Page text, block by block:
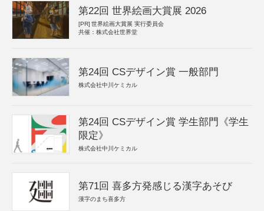
第22回 世界絵画大賞展 2026
[PR] 世界絵画大賞展 実行委員会
共催：株式会社世界堂
第24回 CSデザイン賞 一般部門
株式会社中川ケミカル
第24回 CSデザイン賞 学生部門《学生
限定》
株式会社中川ケミカル
第71回 喜多方発感じる漢字あそび
漢字のまち喜多方